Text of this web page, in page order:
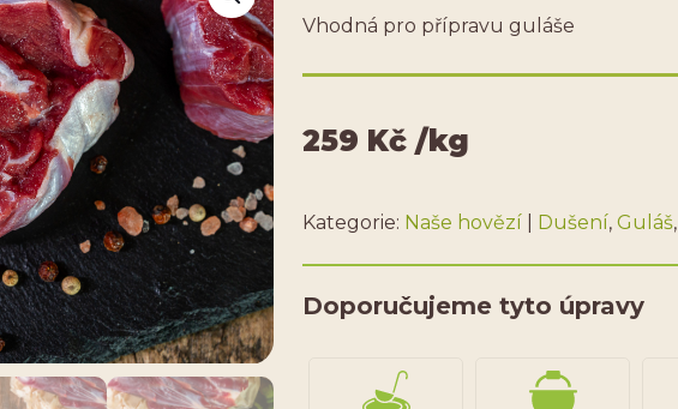
Vhodná pro přípravu guláše
259 Kč /kg
Naše hovězí Dušení, Guláš,
Doporučujeme tyto úpravy